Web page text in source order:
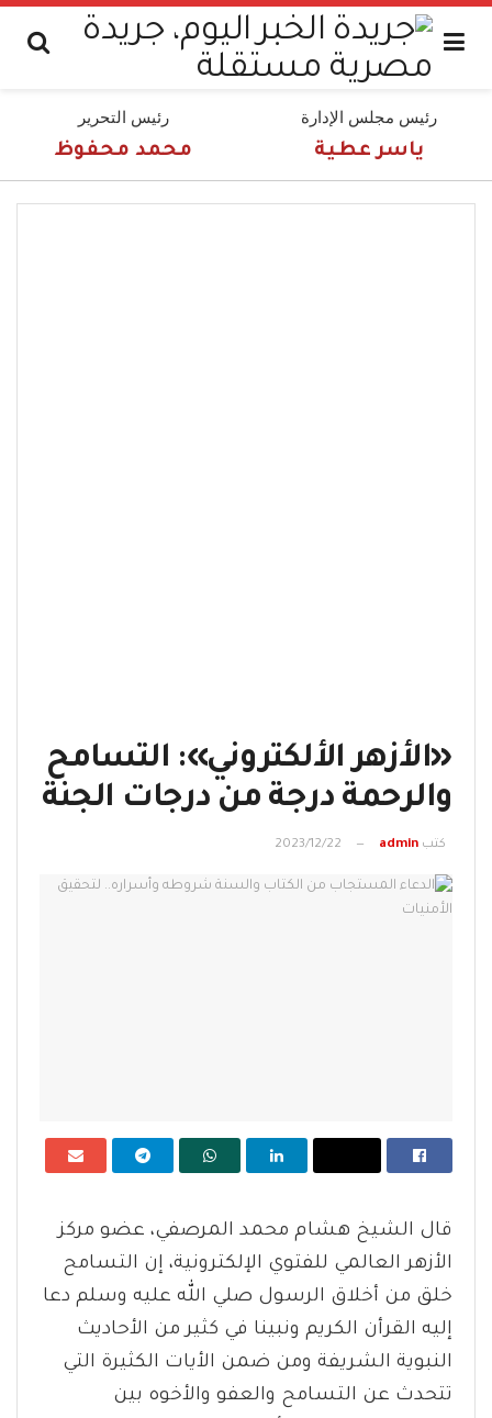
رئيس مجلس الإدارة
ياسر عطية
رئيس التحرير
محمد محفوظ
«الأزهر الألكتروني»: التسامح
والرحمة درجة من درجات الجنة
كتب admin
2023/12/22
قال الشيخ هشام محمد المرصفي، عضو مركز
الأزهر العالمي للفتوي الإلكترونية، إن التسامح
خلق من أخلاق الرسول صلي الله عليه وسلم دعا
إليه القرأن الكريم ونبينا في كثير من الأحاديث
النبوية الشريفة ومن ضمن الأيات الكثيرة التي
تتحدث عن التسامح والعفو والأخوه بين